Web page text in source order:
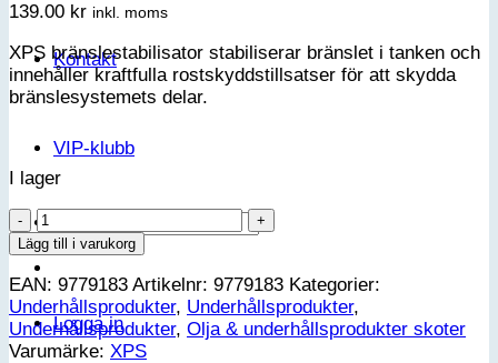
Kontakt
VIP-klubb
efter:
Logga in
139.00 kr inkl. moms
XPS bränslestabilisator stabiliserar bränslet i tanken och
innehåller kraftfulla rostskyddstillsatser för att skydda
bränslesystemets delar.
I lager
XPS
Bränslestabilisator
-236ML
mängd
Lägg till i varukorg
EAN: 9779183 Artikelnr: 9779183 Kategorier:
Underhållsprodukter, Underhållsprodukter,
Underhållsprodukter, Olja & underhållsprodukter skoter
Varumärke: XPS